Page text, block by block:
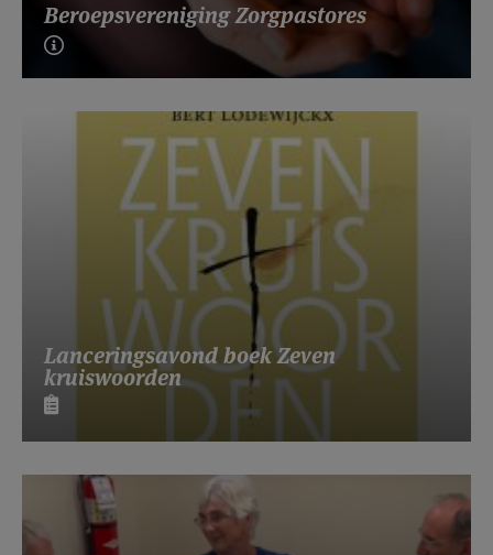
Beroepsvereniging Zorgpastores
Lanceringsavond boek Zeven
kruiswoorden